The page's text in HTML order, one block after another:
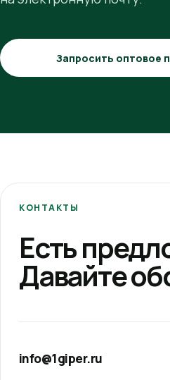
Запросить оптовое
КОНТАКТЫ
Есть
Давайте
info@1giper.ru